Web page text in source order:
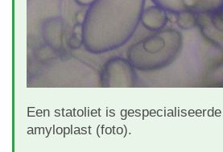
Een statoliet is
amyloplast (foto).